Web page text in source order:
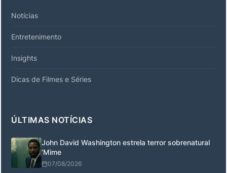
Notícias
Entretenimento
Insights
Dicas de Filmes e Séries
ÚLTIMAS NOTÍCIAS
John David Washington estrela terror sobrenatural
‘Mime
07/08/2026